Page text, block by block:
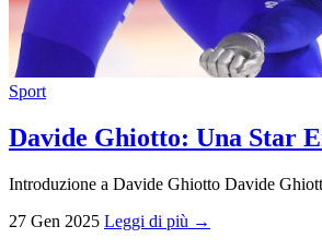
Sport
Davide Ghiotto: Una Star
Introduzione a Davide Ghiotto Davide
27 Gen 2025 Leggi di più →